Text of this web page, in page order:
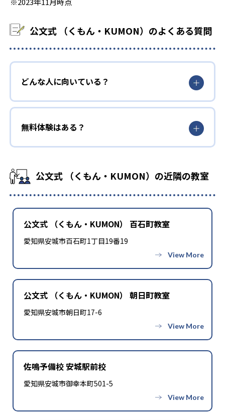
公文式 （くもん・KUMON）のよくある質問
どんな人に向いている？
無料体験はある？
公文式 （くもん・KUMON）の近隣の教室
公文式 （くもん・KUMON） 百石町教室
愛知県安城市百石町1丁目19番19
公文式 （くもん・KUMON） 朝日町教室
愛知県安城市朝日町17-6
佐鳴予備校 安城駅前校
愛知県安城市御幸本町501-5